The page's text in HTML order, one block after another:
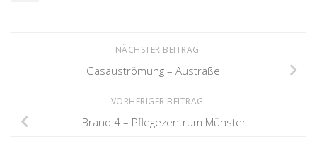
NÄCHSTER BEITRAG
Gasauströmung – Austraße
VORHERIGER BEITRAG
Brand 4 – Pflegezentrum Münster